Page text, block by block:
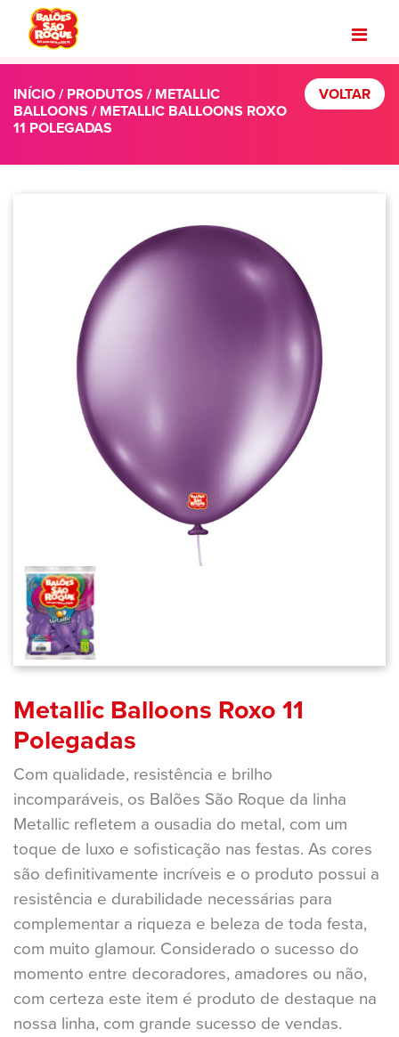
INÍCIO/PRODUTOS / METALLIC
BALLOONS / METALLIC BALLOONS ROXO
11 POLEGADAS
VOLTAR
Metallic Balloons Roxo 11
Polegadas
Com qualidade, resistência e brilho
incomparáveis, os Balões São Roque da linha
Metallic refletem a ousadia do metal, com um
toque de luxo e sofisticação nas festas. As cores
são definitivamente incríveis e o produto possui a
resistência e durabilidade necessárias para
complementar a riqueza e beleza de toda festa,
com muito glamour. Considerado o sucesso do
momento entre decoradores, amadores ou não,
com certeza este item é produto de destaque na
nossa linha, com grande sucesso de vendas.